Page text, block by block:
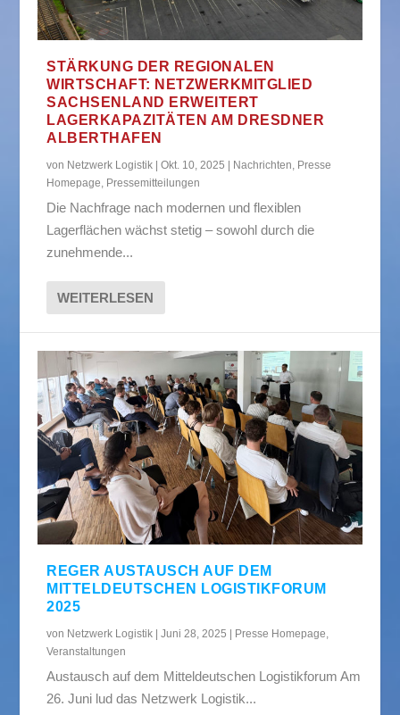
STÄRKUNG DER REGIONALEN
WIRTSCHAFT: NETZWERKMITGLIED
SACHSENLAND ERWEITERT
LAGERKAPAZITÄTEN AM DRESDNER
ALBERTHAFEN
von Netzwerk Logistik |Okt. 10, 2025 | Nachrichten Presse
Homepage Pressemitteilungen
Die Nachfrage nach modernen und flexiblen
Lagerflächen wächst stetig – sowohl durch die
zunehmende...
WEITERLESEN
REGER AUSTAUSCH AUF DEM
MITTELDEUTSCHEN LOGISTIKFORUM
2025
von Netzwerk Logistik |Juni 28, 2025 Presse Homepage,
Veranstaltungen
Austausch auf dem Mitteldeutschen Logistikforum Am
26. Juni lud das Netzwerk Logistik...